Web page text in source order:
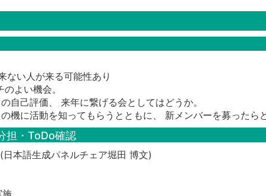
ない人が来る可能性あり
よい機会。
自己評価、 来年に繋げる会としてはどうか。
機に活動を知ってもらうとともに、 新メンバーを募ったら
担・ToDo確認
本語生成パネルチェア堀田 博文)
。